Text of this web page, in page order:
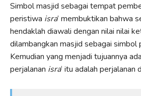
Simbol masjid sebagai tempat
peristiwa isra‘ membuktikan bahwa
hendaklah diawali dengan nilai nilai
dilambangkan masjid sebagai simbol
Kemudian yang menjadi tujuannya
perjalanan isra‘ itu adalah perjalanan